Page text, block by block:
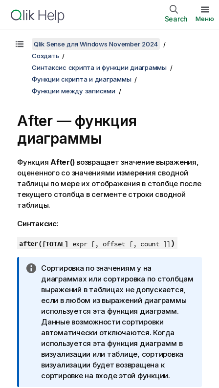
Search Меню
Qlik Sense для Windows November 2024
Создать
Синтаксис скрипта и функции диаграммы
Функции скрипта и диаграммы
Функции между записями
After — функция
диаграммы
Функция After()возвращает значение выражения,
оцененного со значениями измерения сводной
таблицы по мере их отображения в столбце после
текущего столбца в сегменте строки сводной
таблицы.
Синтаксис:
after([TOTAL] expr [, offset [, count ]] )
П
р
и
м
е
ч
а
н
и
е
к
Сортировка по значениям y на
диаграммах или сортировка по столбцам
выражений в таблицах не допускается,
если в любом из выражений диаграммы
используется эта функция диаграмм.
Данные возможности сортировки
автоматически отключаются. Когда
используется эта функция диаграмм в
визуализации или таблице, сортировка
визуализации будет возвращена к
сортировке на входе этой функции.